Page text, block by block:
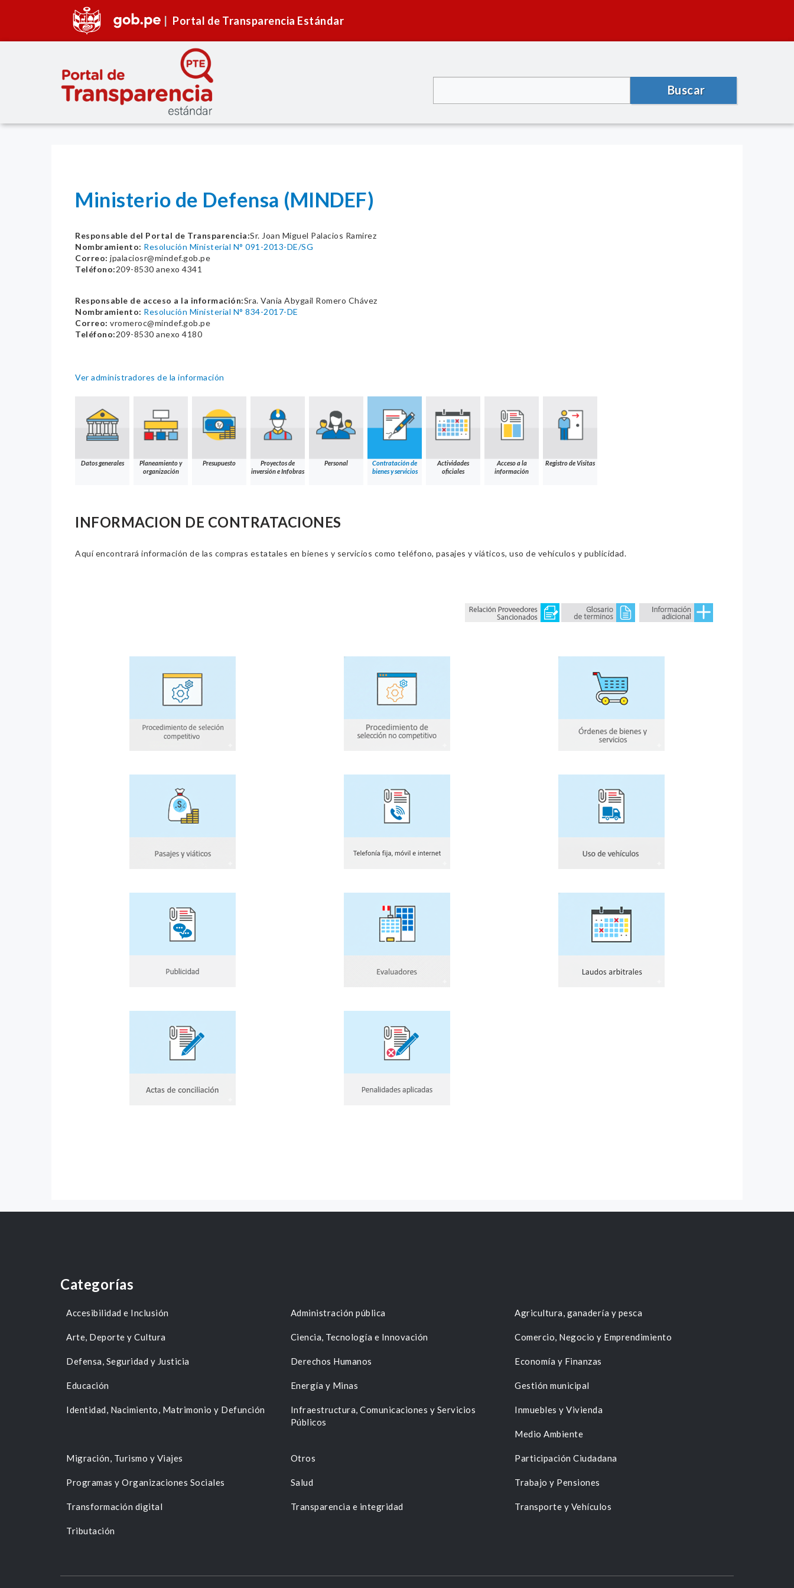
Portal de Transparencia Estándar
Buscar
Ministerio de Defensa (MINDEF)
Responsable del Portal de Transparencia:Sr. Joan Miguel Palacios Ramirez
Nombramiento: Resolución Ministerial N° 091-2013-DE/SG
Correo: jpalaciosr@mindef.gob.pe
Teléfono:209-8530 anexo 4341
Responsable de acceso a la información:Sra. Vania Abygail Romero Chávez
Nombramiento: Resolución Ministerial N° 834-2017-DE
Correo: vromeroc@mindef.gob.pe
Teléfono:209-8530 anexo 4180
Ver administradores de la información
Datos generales
Planeamiento y
organización
Presupuesto
Proyectos de
inversión e Infobras
Personal
Contratación de
bienes y servicios
Actividades
oficiales
Acceso a la
información
Registro de Visitas
INFORMACION DE CONTRATACIONES
Aquí encontrará información de las compras estatales en bienes y servicios como teléfono, pasajes y viáticos, uso de vehículos y publicidad.
Categorías
Accesibilidad e Inclusión Administración pública Agricultura, ganadería y pesca
Arte, Deporte y Cultura Ciencia, Tecnología e Innovación Comercio, Negocio y Emprendimiento
Defensa, Seguridad y Justicia Derechos Humanos Economía y Finanzas
Educación Energía y Minas Gestión municipal
Identidad, Nacimiento, Matrimonio y Defunción
Infraestructura, Comunicaciones y Servicios
Públicos
Inmuebles y Vivienda
Medio Ambiente
Migración, Turismo y Viajes Otros Participación Ciudadana
Programas y Organizaciones Sociales Salud Trabajo y Pensiones
Transformación digital Transparencia e integridad Transporte y Vehículos
Tributación